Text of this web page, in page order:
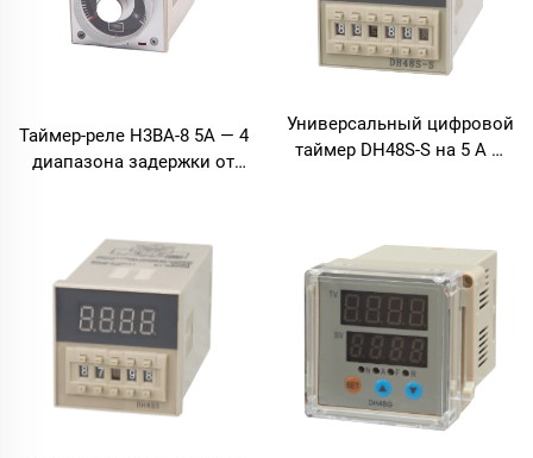
Таймер-реле H3BA-8 5A — 4
диапазона задержки от
Универсальный цифровой
таймер DH48S-S на 5 А —